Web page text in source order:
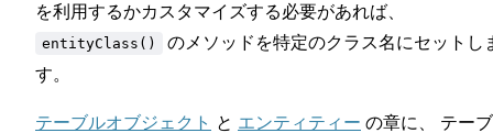
を利用するかカスタマイズする必要があれば、
entityClass()
のメソッドを特定のクラス名にセットし
す。
テーブルオブジェクト と エンティティー の章に、 テー